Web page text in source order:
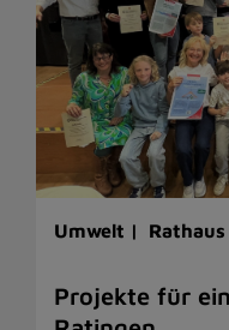
Umwelt | Rathaus
Projekte für